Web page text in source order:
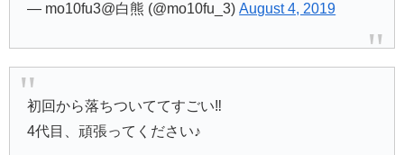
— mo10fu3@白熊 (@mo10fu_3)August 4, 2019
初回から落ちついててすごい‼︎
4代目、頑張ってください♪